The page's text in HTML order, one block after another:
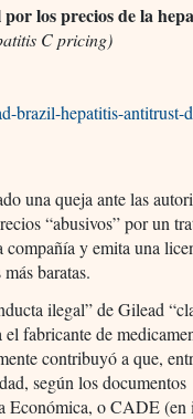
los precios de la
C pricing)
brazil-hepatitis-antitrust-
una queja ante las
“abusivos” por un
y emita una
baratas.
ilegal” de Gilead
fabricante de
contribuyó a que,
según los documentos
Económica, o CADE (en